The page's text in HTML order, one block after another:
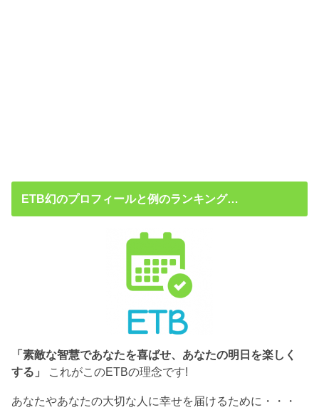
ETB幻のプロフィールと例のランキング…
「素敵な智慧であなたを喜ばせ、あなたの明日を楽しく
する」 これがこのETBの理念です!
あなたやあなたの大切な人に幸せを届けるために・・・